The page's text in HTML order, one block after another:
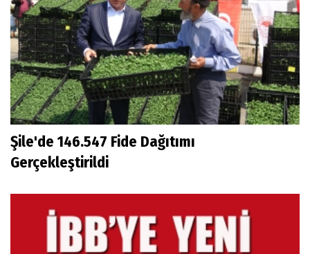
Şile'de 146.547 Fide Dağıtımı
Gerçekleştirildi